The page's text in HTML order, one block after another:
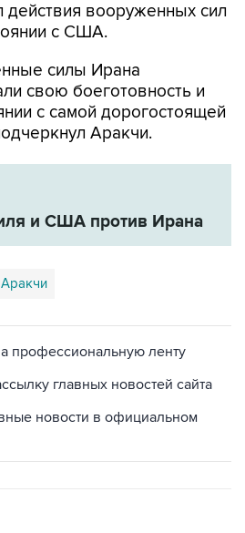
действия вооруженных сил
с США.
силы Ирана
свою боеготовность и
с самой дорогостоящей
Аракчи.
и США против Ирана
профессиональную ленту
главных новостей сайта
новости в официальном